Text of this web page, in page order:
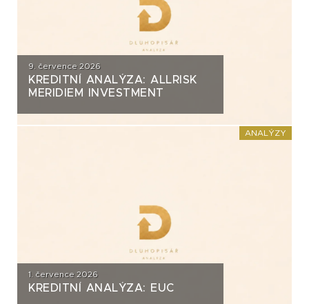
9. července 2026
KREDITNÍ ANALÝZA: ALLRISK
MERIDIEM INVESTMENT
ANALÝZY
1. července 2026
KREDITNÍ ANALÝZA: EUC